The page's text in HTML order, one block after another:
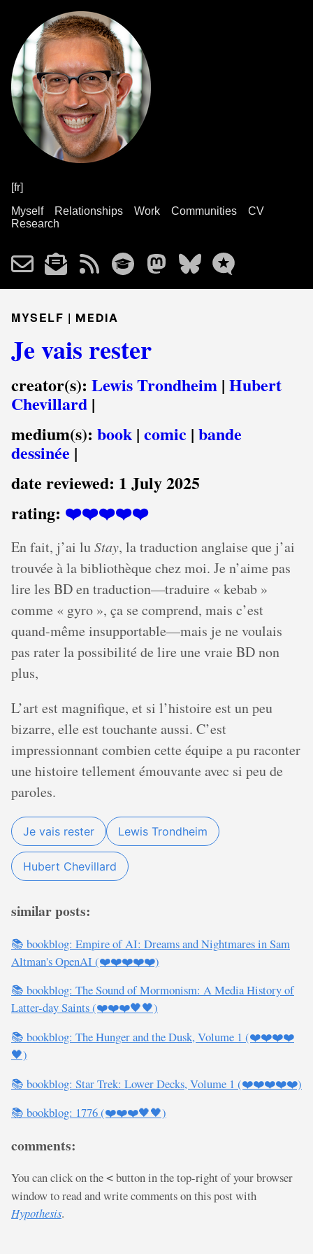
[fr]
Myself
Relationships Work Communities
CV
Research
MYSELF | MEDIA
Je vais rester
creator(s): Lewis Trondheim | Hubert
Chevillard |
medium(s): book | comic | bande
dessinée |
date reviewed: 1 July 2025
rating: ❤️❤️❤️❤️❤️
En fait, j’ai luStay, la traduction anglaise que j’ai
trouvée à la bibliothèque chez moi. Je n’aime pas
lire les BD en traduction—traduire « kebab »
comme « gyro », ça se comprend, mais c’est
quand-même insupportable—mais je ne voulais
pas rater la possibilité de lire une vraie BD non
plus,
L’art est magnifique, et si l’histoire est un peu
bizarre, elle est touchante aussi. C’est
impressionnant combien cette équipe a pu raconter
une histoire tellement émouvante avec si peu de
paroles.
Je vais rester Lewis Trondheim
Hubert Chevillard
similar posts:
📚 bookblog: Empire of AI: Dreams and Nightmares in Sam
Altman's OpenAI (❤️❤️❤️❤️❤️)
📚 bookblog: The Sound of Mormonism: A Media History of
Latter-day Saints (❤️❤️❤️🖤🖤)
📚 bookblog: The Hunger and the Dusk, Volume 1 (❤️❤️❤️❤️
🖤)
📚 bookblog: Star Trek: Lower Decks, Volume 1 (❤️❤️❤️❤️❤️)
📚 bookblog: 1776 (❤️❤️❤️🖤🖤)
comments:
You can click on the < button in the top-right of your browser
window to read and write comments on this post with
Hypothesis.